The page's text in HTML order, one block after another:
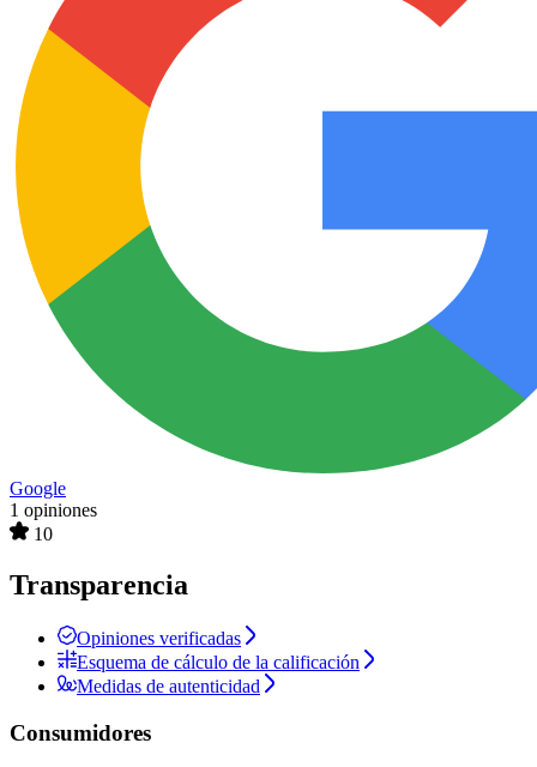
Google
1 opiniones
10
Transparencia
Opiniones verificadas
Esquema de cálculo de la calificación
Medidas de autenticidad
Consumidores